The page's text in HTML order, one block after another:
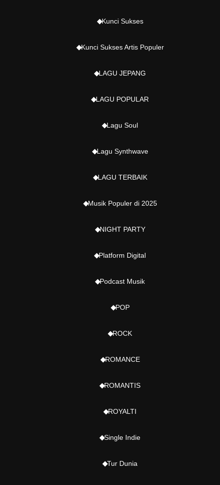
Kunci Sukses
Kunci Sukses Artis Populer
LAGU JEPANG
LAGU POPULAR
Lagu Soul
Lagu Synthwave
LAGU TERBAIK
Musik Populer di 2025
NIGHT PARTY
Platform Digital
Podcast Musik
POP
ROCK
ROMANCE
ROMANTIS
ROYALTI
Single Indie
Tur Dunia